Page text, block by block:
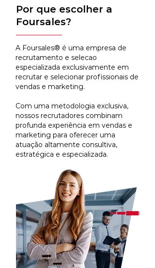
Por que escolher a
Foursales?
A Foursales® é uma empresa de
recrutamento e selecao
especializada exclusivamente em
recrutar e selecionar profissionais de
vendas e marketing.
Com uma metodologia exclusiva,
nossos recrutadores combinam
profunda experiência em vendas e
marketing para oferecer uma
atuação altamente consultiva,
estratégica e especializada.